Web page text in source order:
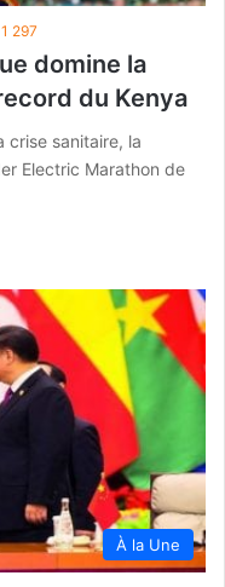
1 297
domine la
du Kenya
crise sanitaire, la
Electric Marathon de
À la Une